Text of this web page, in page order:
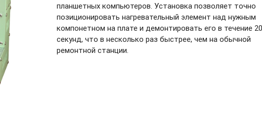
планшетных компьютеров. Установка позволяет точно
позиционировать нагревательный элемент над нужным
компонетном на плате и демонтировать его в течение
секунд, что в несколько раз быстрее, чем на обычной
ремонтной станции.